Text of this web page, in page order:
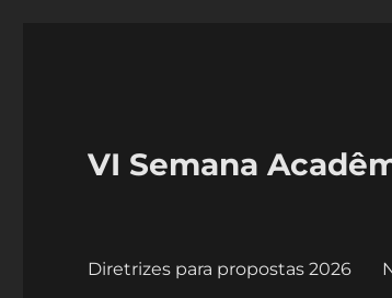
VI Semana
Diretrizes para propostas 2026